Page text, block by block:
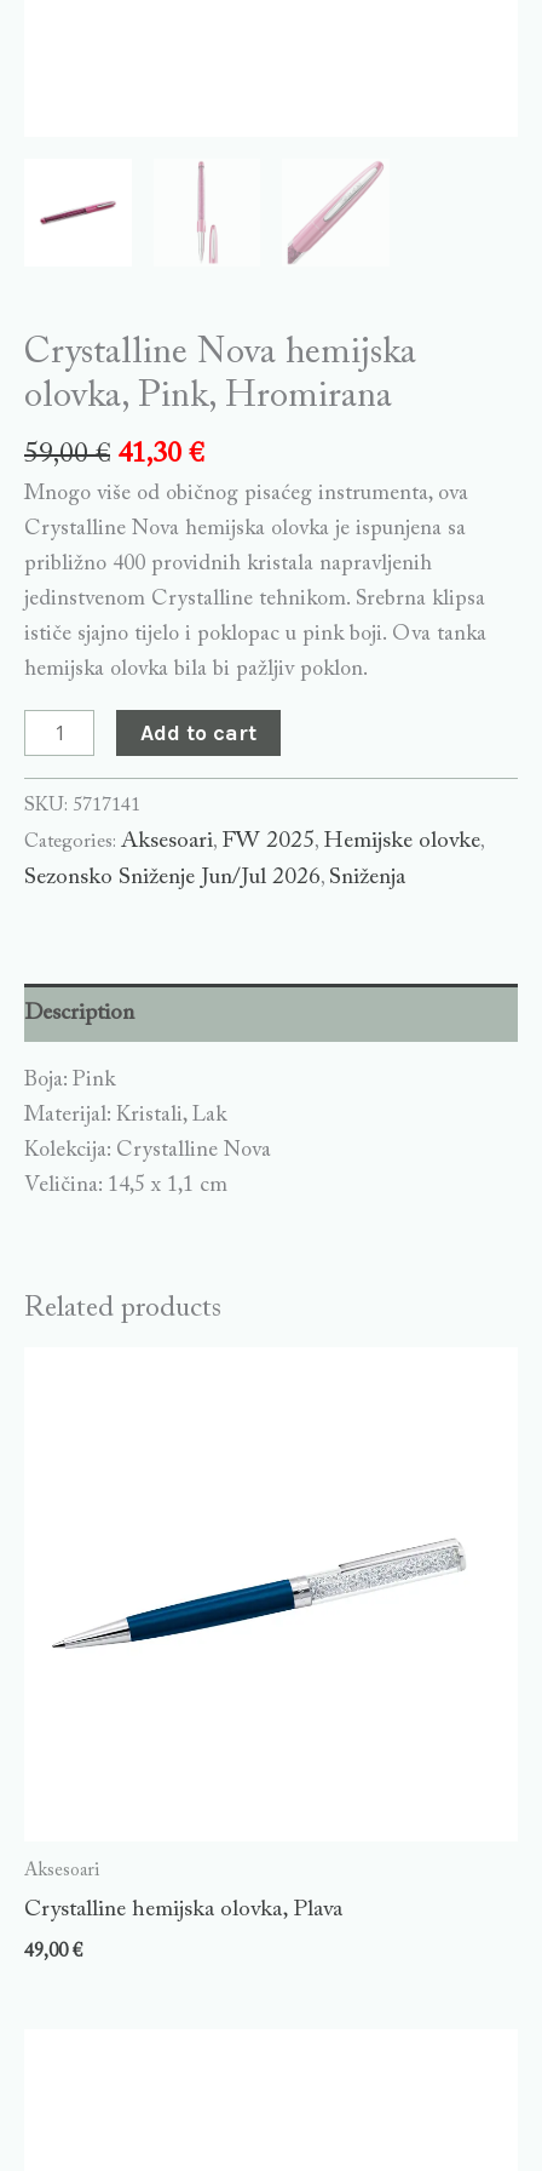
Crystalline Nova hemijska
olovka, Pink, Hromirana
59,00€ 41,30 €
Mnogo više od običnog pisaćeg instrumenta, ova
Crystalline Nova hemijska olovka je ispunjena sa
približno 400 providnih kristala napravljenih
jedinstvenom Crystalline tehnikom. Srebrna klipsa
ističe sjajno tijelo i poklopac u pink boji. Ova tanka
hemijska olovka bila bi pažljiv poklon.
Add to cart
SKU: 5717141
Categories: Aksesoari, FW 2025, Hemijske olovke,
Sezonsko Sniženje Jun/Jul 2026, Sniženja
Description
Boja: Pink
Materijal: Kristali, Lak
Kolekcija: Crystalline Nova
Veličina: 14,5 x 1,1 cm
Related products
Aksesoari
Crystalline hemijska olovka, Plava
49,00€